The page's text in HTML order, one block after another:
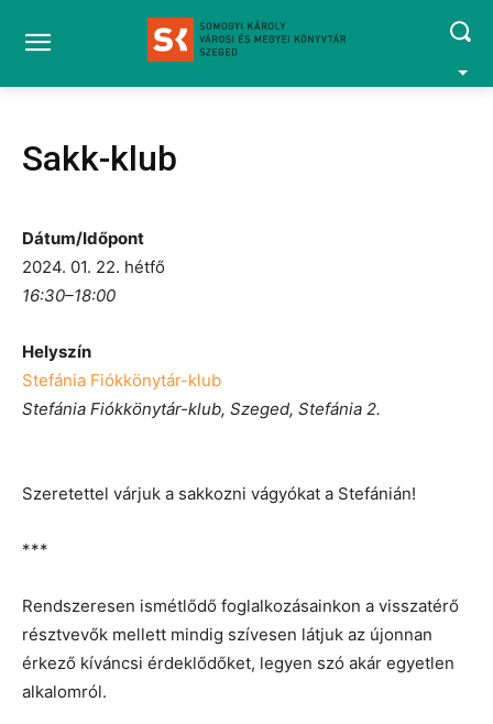
Sakk-klub
Dátum/Időpont
2024. 01. 22. hétfő
16:30–18:00
Helyszín
Stefánia Fiókkönytár-klub
Stefánia Fiókkönytár-klub, Szeged, Stefánia 2.
Szeretettel várjuk a sakkozni vágyókat a Stefánián!
***
Rendszeresen ismétlődő foglalkozásainkon a visszatérő
résztvevők mellett mindig szívesen látjuk az újonnan
érkező kíváncsi érdeklődőket, legyen szó akár egyetlen
alkalomról.